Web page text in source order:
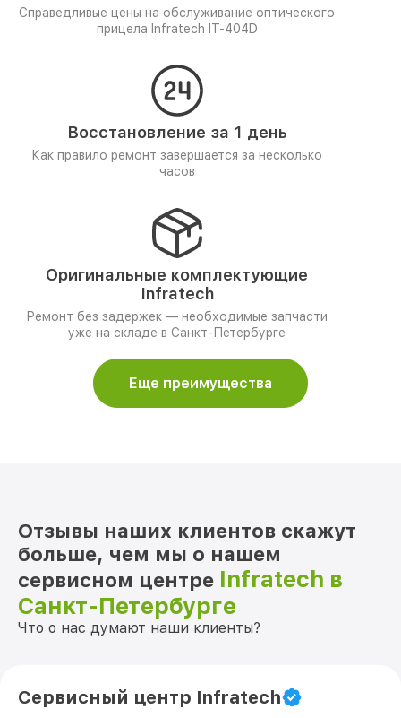
Справедливые цены на обслуживание оптического
прицела Infratech IT-404D
Восстановление за 1 день
Как правило ремонт завершается за несколько
часов
Оригинальные комплектующие
Infratech
Ремонт без задержек — необходимые запчасти
уже на складе в Санкт-Петербурге
Еще преимущества
Отзывы наших клиентов скажут
больше, чем мы о нашем
сервисном центре Infratech в
Санкт-Петербурге
Что о нас думают наши клиенты?
Сервисный центр Infratech